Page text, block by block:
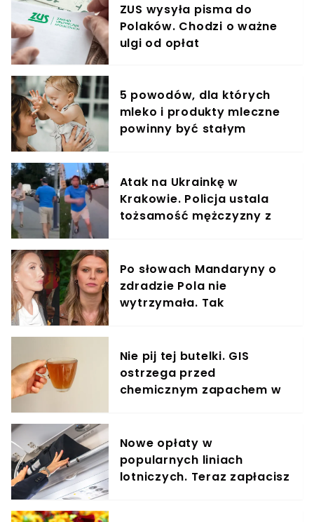
ZUS wysyła pisma do
Polaków. Chodzi o ważne
ulgi od opłat
5 powodów, dla których
mleko i produkty mleczne
powinny być stałym
Atak na Ukrainkę w
Krakowie. Policja ustala
tożsamość mężczyzny z
Po słowach Mandaryny o
zdradzie Pola nie
wytrzymała. Tak
Nie pij tej butelki. GIS
ostrzega przed
chemicznym zapachem w
Nowe opłaty w
popularnych liniach
lotniczych. Teraz zapłacisz